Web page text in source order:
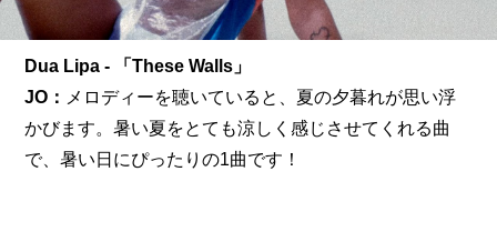
Dua Lipa - 「These Walls」
JO： メロディーを聴いていると、夏の夕暮れが思い浮
かびます。暑い夏をとても涼しく感じさせてくれる曲
で、暑い日にぴったりの1曲です！